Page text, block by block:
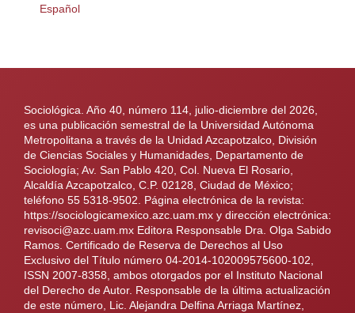
Español
Sociológica. Año 40, número 114, julio-diciembre del 2026,
es una publicación semestral de la Universidad Autónoma
Metropolitana a través de la Unidad Azcapotzalco, División
de Ciencias Sociales y Humanidades, Departamento de
Sociología; Av. San Pablo 420, Col. Nueva El Rosario,
Alcaldía Azcapotzalco, C.P. 02128, Ciudad de México;
teléfono 55 5318-9502. Página electrónica de la revista:
https://sociologicamexico.azc.uam.mx y dirección electrónica:
revisoci@azc.uam.mx Editora Responsable Dra. Olga Sabido
Ramos. Certificado de Reserva de Derechos al Uso
Exclusivo del Título número 04-2014-102009575600-102,
ISSN 2007-8358, ambos otorgados por el Instituto Nacional
del Derecho de Autor. Responsable de la última actualización
de este número, Lic. Alejandra Delfina Arriaga Martínez,